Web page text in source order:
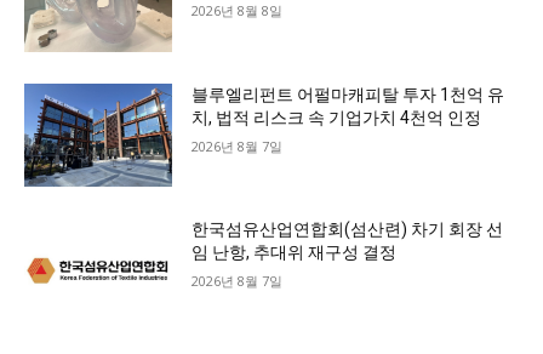
2026년 8월 8일
블루엘리펀트 어펄마캐피탈 투자 1천억 유
치, 법적 리스크 속 기업가치 4천억 인정
2026년 8월 7일
한국섬유산업연합회(섬산련) 차기 회장 선
임 난항, 추대위 재구성 결정
2026년 8월 7일